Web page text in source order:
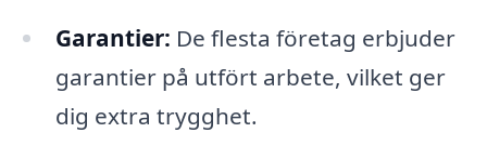
Garantier: De flesta företag erbjuder
garantier på utfört arbete, vilket ger
dig extra trygghet.